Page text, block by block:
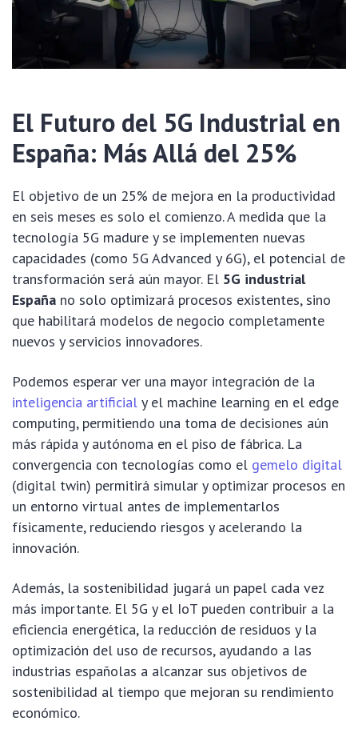
El Futuro del 5G Industrial en
España: Más Allá del 25%
El objetivo de un 25% de mejora en la productividad
en seis meses es solo el comienzo. A medida que la
tecnología 5G madure y se implementen nuevas
capacidades (como 5G Advanced y 6G), el potencial de
transformación será aún mayor. El 5G industrial
España no solo optimizará procesos existentes, sino
que habilitará modelos de negocio completamente
nuevos y servicios innovadores.
Podemos esperar ver una mayor integración de la
inteligencia artificial y el machine learning en el edge
computing, permitiendo una toma de decisiones aún
más rápida y autónoma en el piso de fábrica. La
convergencia con tecnologías como el gemelo digital
(digital twin) permitirá simular y optimizar procesos en
un entorno virtual antes de implementarlos
físicamente, reduciendo riesgos y acelerando la
innovación.
Además, la sostenibilidad jugará un papel cada vez
más importante. El 5G y el IoT pueden contribuir a la
eficiencia energética, la reducción de residuos y la
optimización del uso de recursos, ayudando a las
industrias españolas a alcanzar sus objetivos de
sostenibilidad al tiempo que mejoran su rendimiento
económico.